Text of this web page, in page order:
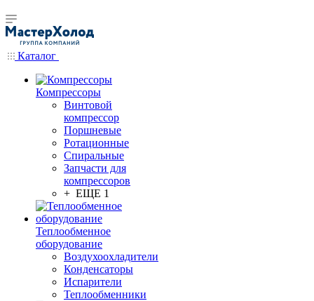
Каталог
Компрессоры
Винтовой
компрессор
Поршневые
Ротационные
Спиральные
Запчасти для
компрессоров
+ ЕЩЕ 1
Теплообменное
оборудование
Воздухоохладители
Конденсаторы
Испарители
Теплообменники